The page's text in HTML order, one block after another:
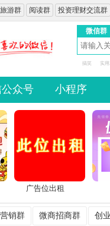
旅游群 阅读群 投资理财交流群
微信群
搞笑 实
众号 小程序
广告位出租
营销群 微商招商群 创